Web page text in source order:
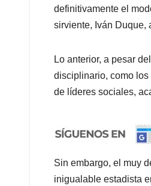
definitivamente el
sirviente, Iván Duque,
Lo anterior, a pesar
disciplinario, como los
de líderes sociales,
Sin embargo, el muy
inigualable estadista